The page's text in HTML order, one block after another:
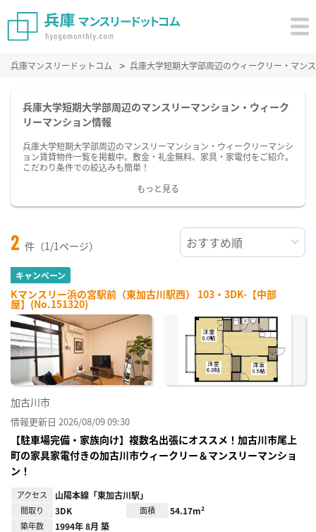
兵庫マンスリードットコム 兵庫大学短期大学部周辺のウィークリー・マン
兵庫大学短期大学部周辺のマンスリーマンション・ウィーク
リーマンション情報
兵庫大学短期大学部周辺のマンスリーマンション・ウィークリーマンシ
ョン賃貸物件一覧を掲載中。敷金・礼金無料、家具・家電付をご紹介。
こだわり条件での絞込みも簡単！
もっと見る
2 件（1/1ページ）
キャンペーン
Kマンスリー浜の宮駅前（東加古川駅西） 103・3DK-【中部
屋】(No.151320)
加古川市
情報更新日 2026/08/09 09:30
【駐車場完備・家族向け】複数名出張にオススメ！加古川市尾上
町の家具家電付きの加古川市ウィークリー＆マンスリーマンショ
ン！
アクセス 山陽本線「東加古川駅」
間取り 3DK 面積 54.17m²
築年数 1994年 8月 築